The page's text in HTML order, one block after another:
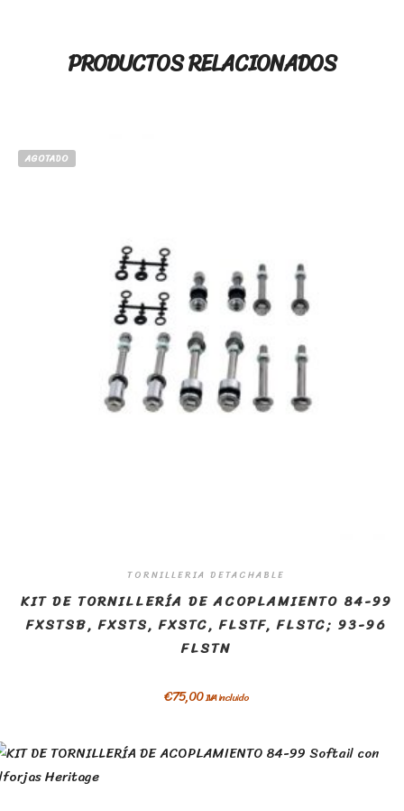
PRODUCTOS RELACIONADOS
AGOTADO
TORNILLERIA DETACHABLE
KIT DE TORNILLERÍA DE ACOPLAMIENTO 84-99
FXSTSB, FXSTS, FXSTC, FLSTF, FLSTC; 93-96
FLSTN
€75,00IVA incluido